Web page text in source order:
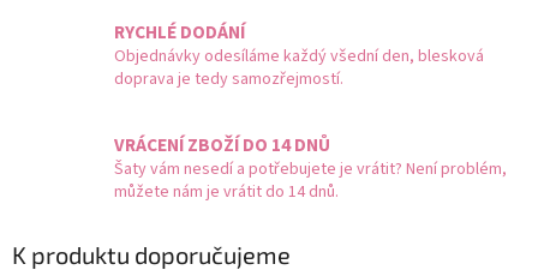
RYCHLÉ DODÁNÍ
Objednávky odesíláme každý všední den, blesková
doprava je tedy samozřejmostí.
VRÁCENÍ ZBOŽÍ DO 14 DNŮ
Šaty vám nesedí a potřebujete je vrátit? Není problém,
můžete nám je vrátit do 14 dnů.
K produktu doporučujeme